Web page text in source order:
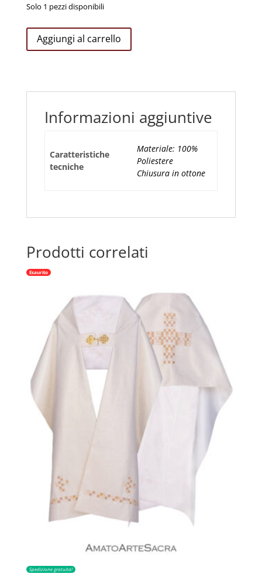
Solo 1 pezzi disponibili
Piviale
Ecru
quantità
Aggiungi al carrello
Informazioni aggiuntive
Caratteristiche
tecniche
Materiale: 100%
Poliestere
Chiusura in ottone
Prodotti correlati
Esaurito
Spedizione gratuita!